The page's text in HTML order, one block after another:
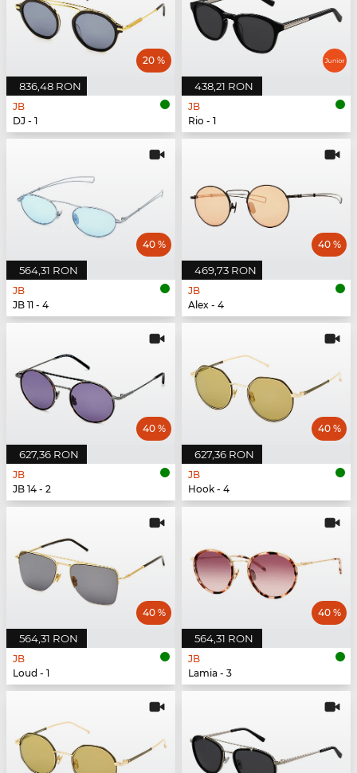
836,48 RON
20 %
JB
DJ - 1
438,21 RON
JB
Rio - 1
564,31 RON
40 %
JB
JB 11 - 4
469,73 RON
40 %
JB
Alex - 4
627,36 RON
40 %
JB
JB 14 - 2
627,36 RON
40 %
JB
Hook - 4
564,31 RON
40 %
JB
Loud - 1
564,31 RON
40 %
JB
Lamia - 3